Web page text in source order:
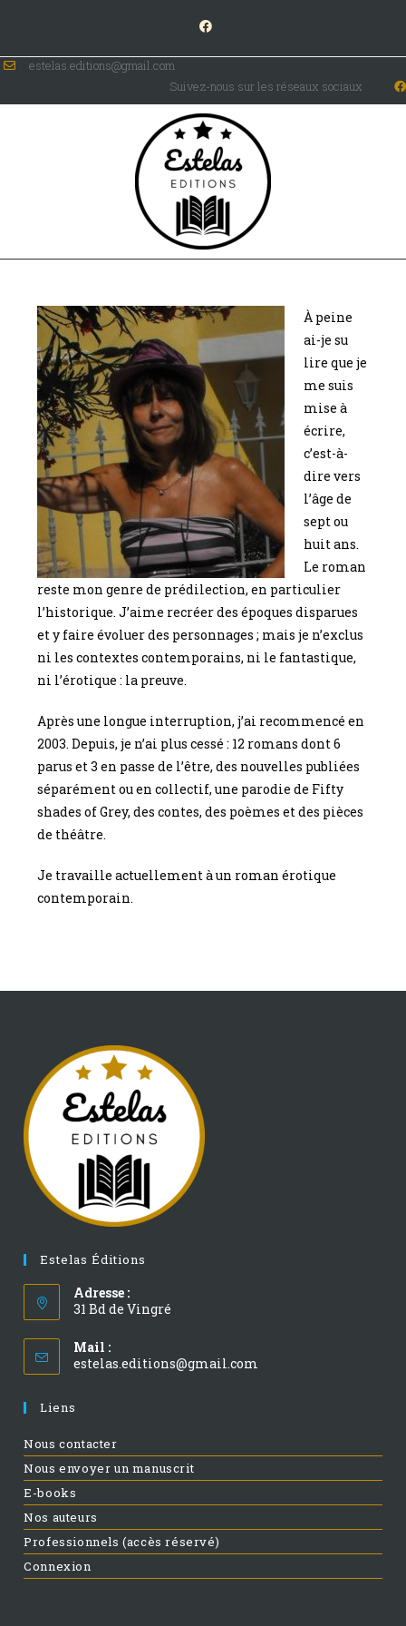
estelas.editions@gmail.com
Suivez-nous sur les réseaux sociaux
À peine
ai-je su
lire que je
me suis
mise à
écrire,
c’est-à-
dire vers
l’âge de
sept ou
huit ans.
Le roman
reste mon genre de prédilection, en particulier
l’historique. J’aime recréer des époques disparues
et y faire évoluer des personnages ; mais je n’exclus
ni les contextes contemporains, ni le fantastique,
ni l’érotique : la preuve.
Après une longue interruption, j’ai recommencé en
2003. Depuis, je n’ai plus cessé : 12 romans dont 6
parus et 3 en passe de l’être, des nouvelles publiées
séparément ou en collectif, une parodie de Fifty
shades of Grey, des contes, des poèmes et des pièces
de théâtre.
Je travaille actuellement à un roman érotique
contemporain.
Estelas Éditions
Adresse :
31 Bd de Vingré
Mail :
estelas.editions@gmail.com
Liens
Nous contacter
Nous envoyer un manuscrit
E-books
Nos auteurs
Professionnels (accès réservé)
Connexion